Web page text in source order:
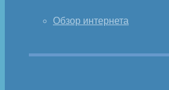
Обзор интернета